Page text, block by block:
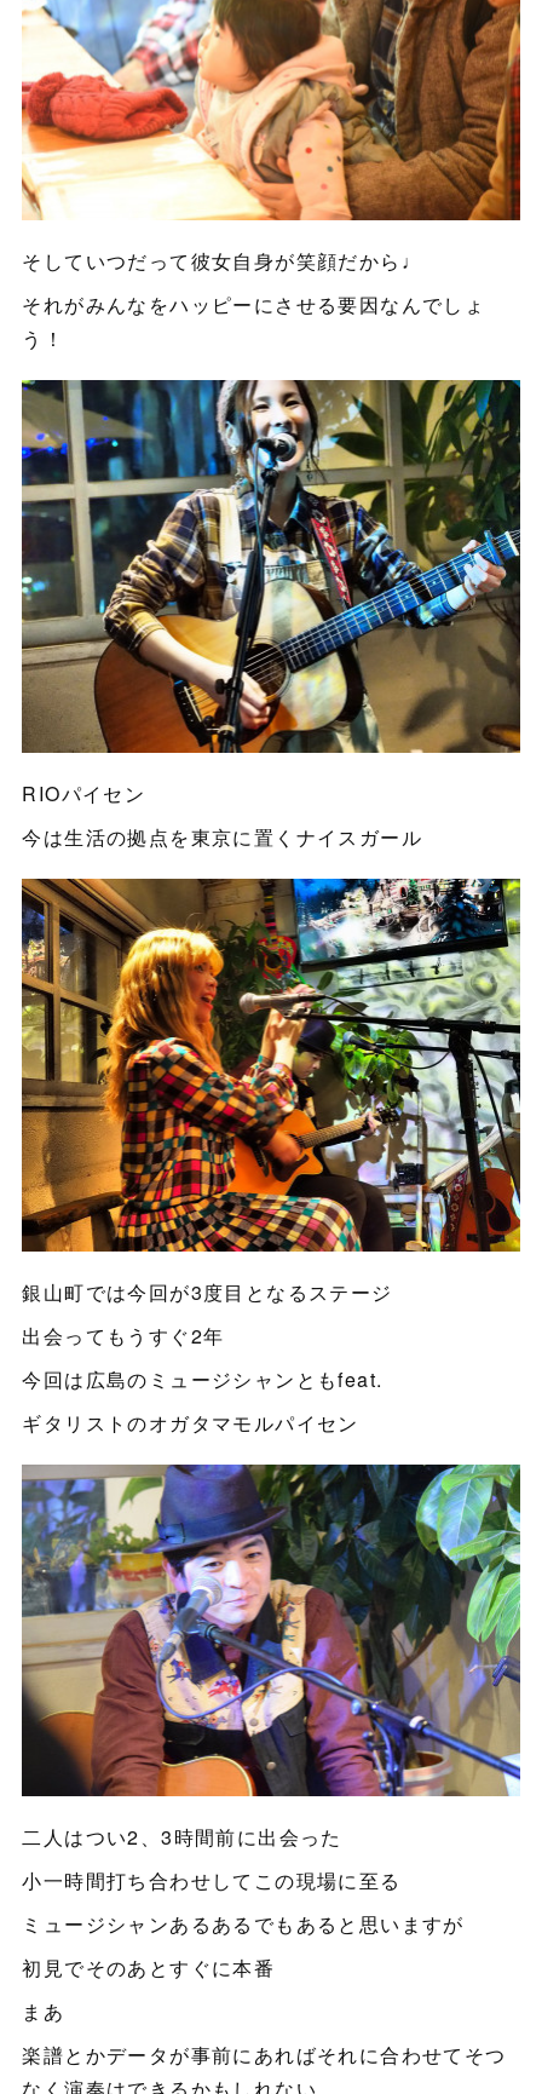
そしていつだって彼女自身が笑顔だから♩
それがみんなをハッピーにさせる要因なんでしょ
う！
RIOパイセン
今は生活の拠点を東京に置くナイスガール
銀山町では今回が3度目となるステージ
出会ってもうすぐ2年
今回は広島のミュージシャンともfeat.
ギタリストのオガタマモルパイセン
二人はつい2、3時間前に出会った
小一時間打ち合わせしてこの現場に至る
ミュージシャンあるあるでもあると思いますが
初見でそのあとすぐに本番
まあ
楽譜とかデータが事前にあればそれに合わせてそつ